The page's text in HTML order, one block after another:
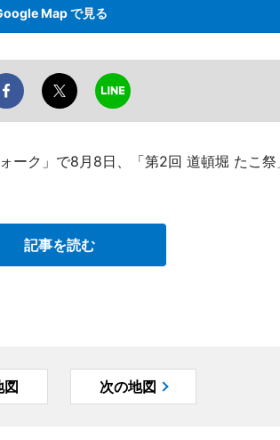
Map で見る
ーク」で8月8日、「第2回 道頓堀 たこ
記事を読む
図 次の地図